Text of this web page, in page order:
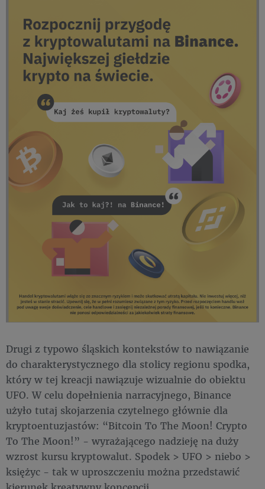
Drugi z typowo śląskich kontekstów to nawiązanie
do charakterystycznego dla stolicy regionu spodka,
który w tej kreacji nawiązuje wizualnie do obiektu
UFO. W celu dopełnienia narracyjnego, Binance
użyło tutaj skojarzenia czytelnego głównie dla
kryptoentuzjastów: “Bitcoin To The Moon! Crypto
To The Moon!” - wyrażającego nadzieję na duży
wzrost kursu kryptowalut. Spodek > UFO > niebo >
księżyc - tak w uproszczeniu można przedstawić